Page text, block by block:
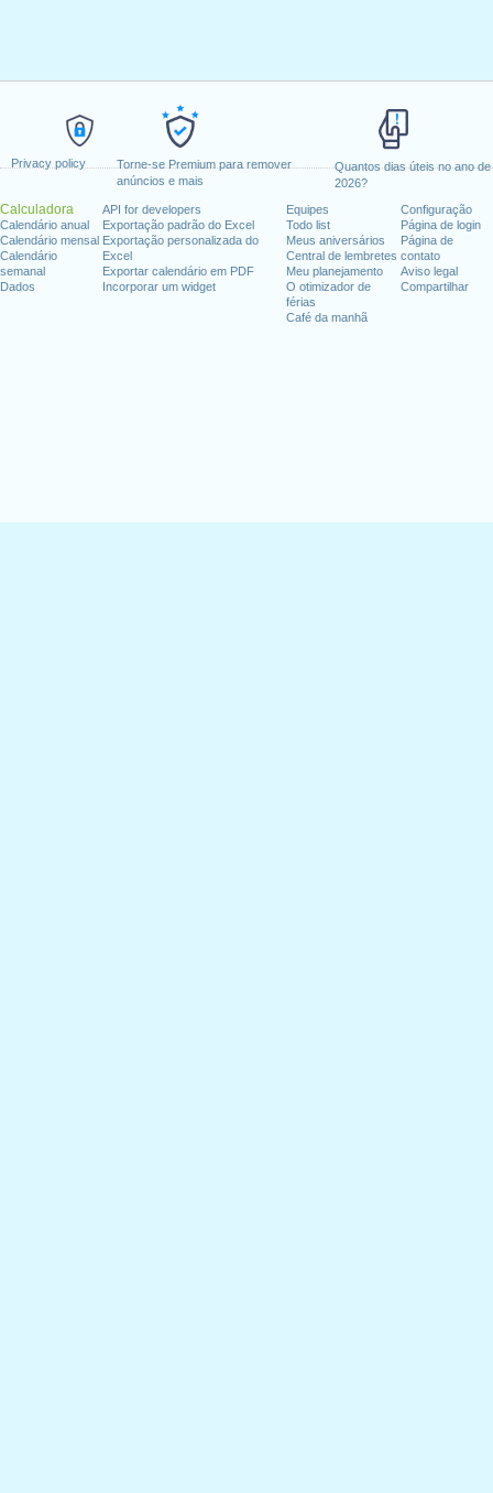
Privacy policy
Torne-se Premium para remover
anúncios e mais
Quantos dias úteis no ano de
2026?
Calculadora
Calendário anual
Calendário mensal
Calendário
semanal
Dados
API for developers
Exportação padrão do Excel
Exportação personalizada do
Excel
Exportar calendário em PDF
Incorporar um widget
Equipes
Todo list
Meus aniversários
Central de lembretes
Meu planejamento
O otimizador de
férias
Café da manhã
Configuração
Página de login
Página de
contato
Aviso legal
Compartilhar